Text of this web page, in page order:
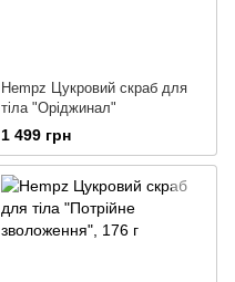
Hempz Цукровий скраб для
тіла "Оріджинал"
1 499 грн